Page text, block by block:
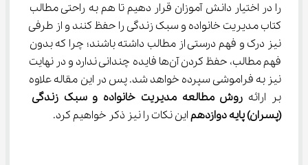
را در اختیار دانش آموزان قرار دهیم تا هم به راحتی مطالب
کتاب مدیریت خانواده و سبک زندگی را حفظ کنند و از طرفی
نیز درک و فهم درستی از مطالب داشته باشند؛ چرا که بدون
فهم مطالب، حفظ کردن آن‌ها فایده چندانی ندارد و در نهایت
نیز به فراموشی سپرده خواهد شد. پس در این مقاله علاوه
بر ارائه روش مطالعه مدیریت خانواده و سبک زندگی
(پسران) پایه دوازدهم این نکات را نیز ذکر خواهیم کرد.